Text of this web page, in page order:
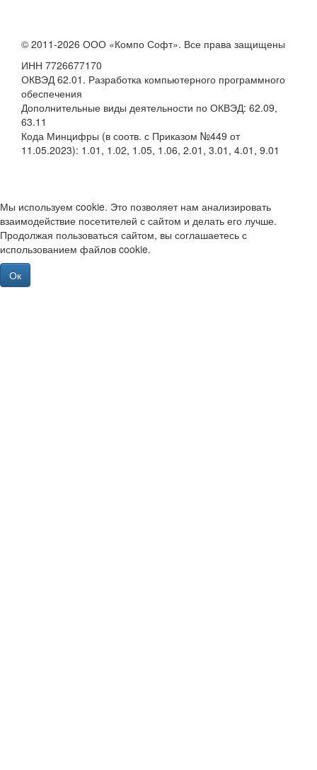
© 2011-2026 ООО «Компо Софт». Все права защищены
ИНН 7726677170
ОКВЭД 62.01. Разработка компьютерного программного
обеспечения
Дополнительные виды деятельности по ОКВЭД: 62.09,
63.11
Кода Минцифры (в соотв. с Приказом №449 от
11.05.2023): 1.01, 1.02, 1.05, 1.06, 2.01, 3.01, 4.01, 9.01
Мы используем cookie. Это позволяет нам анализировать
взаимодействие посетителей с сайтом и делать его лучше.
Продолжая пользоваться сайтом, вы соглашаетесь с
использованием файлов cookie.
Ок